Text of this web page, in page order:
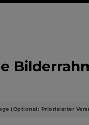
Bewertung von 5
(Optional: Priorisierter